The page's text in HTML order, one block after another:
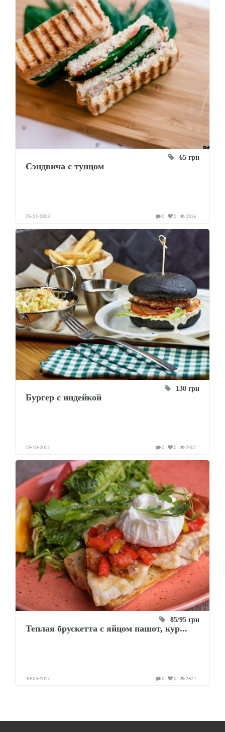
65 грн
Сэндвича с тунцом
23-01-2018 2816
0
0
130 грн
Бургер с индейкой
19-10-2017 2407
0
0
85/95 грн
Теплая брускетта с яйцом пашот, кур...
30-03-2017 2622
0
0